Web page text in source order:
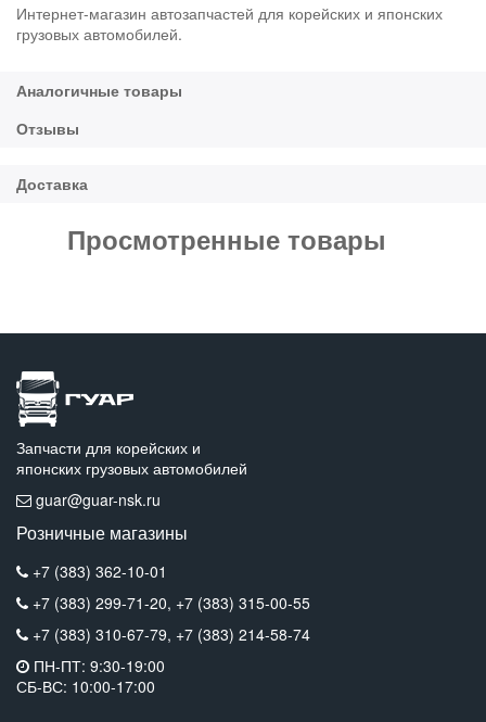
Интернет-магазин автозапчастей для корейских и японских
грузовых автомобилей.
Просмотренные товары
Запчасти для корейских и
японских грузовых автомобилей
guar@guar-nsk.ru
Розничные магазины
+7 (383) 362-10-01
+7 (383) 299-71-20, +7 (383) 315-00-55
+7 (383) 310-67-79, +7 (383) 214-58-74
ПН-ПТ: 9:30-19:00
СБ-ВС: 10:00-17:00